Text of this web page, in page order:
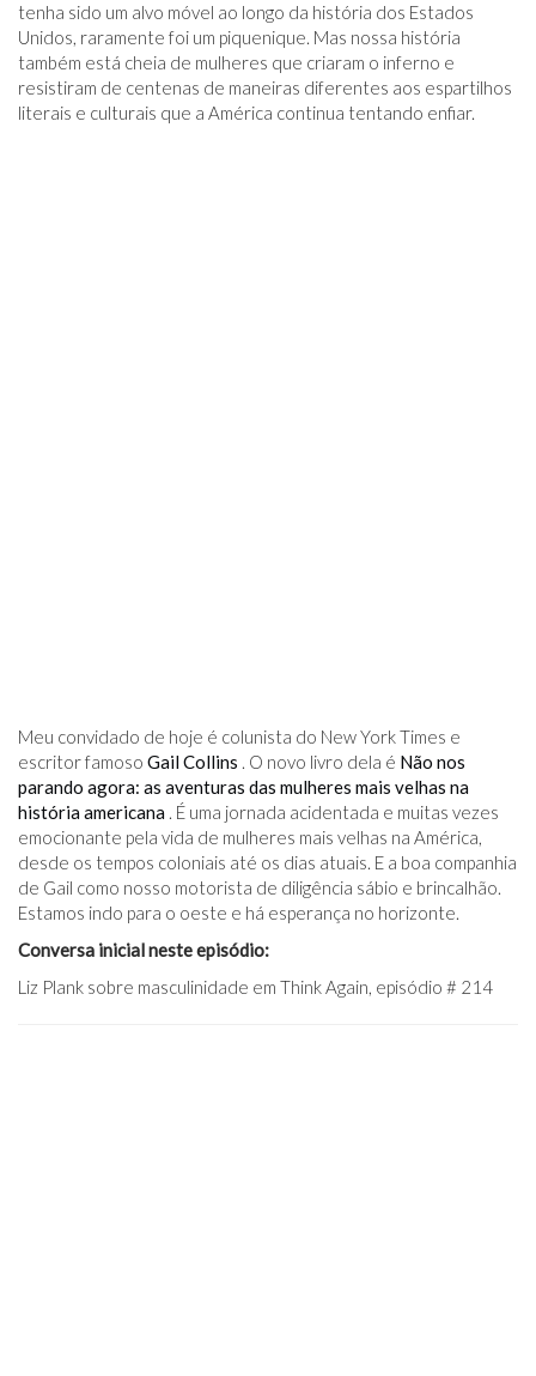
tenha sido um alvo móvel ao longo da história dos Estados
Unidos, raramente foi um piquenique. Mas nossa história
também está cheia de mulheres que criaram o inferno e
resistiram de centenas de maneiras diferentes aos espartilhos
literais e culturais que a América continua tentando enfiar.
Meu convidado de hoje é colunista do New York Times e
escritor famoso Gail Collins . O novo livro dela é Não nos
parando agora: as aventuras das mulheres mais velhas na
história americana . É uma jornada acidentada e muitas vezes
emocionante pela vida de mulheres mais velhas na América,
desde os tempos coloniais até os dias atuais. E a boa companhia
de Gail como nosso motorista de diligência sábio e brincalhão.
Estamos indo para o oeste e há esperança no horizonte.
Conversa inicial neste episódio:
Liz Plank sobre masculinidade em Think Again, episódio # 214